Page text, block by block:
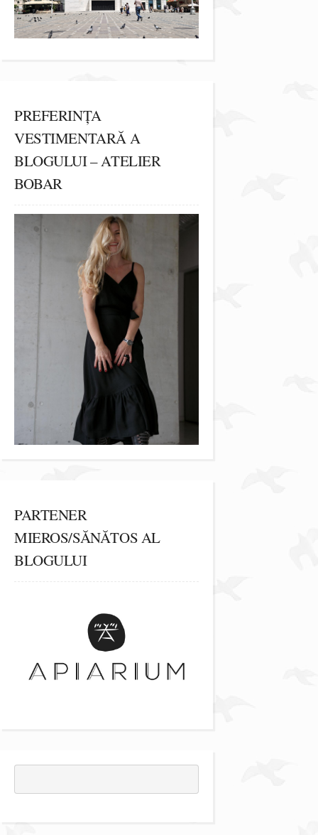
PREFERINȚA
VESTIMENTARĂ A
BLOGULUI – ATELIER
BOBAR
PARTENER
MIEROS/SĂNĂTOS AL
BLOGULUI